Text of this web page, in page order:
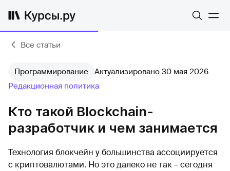
Все статьи
Программирование Актуализировано 30 мая 2026
Редакционная политика
Кто такой Blockchain-
разработчик и чем занимается
Технология блокчейн у большинства ассоциируется
с криптовалютами. Но это далеко не так – сегодня